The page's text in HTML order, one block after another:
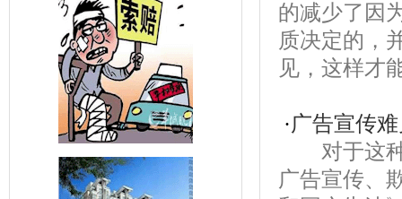
的减少了因
质决定的，
见，这样才
·广告宣传
对于这种
广告宣传